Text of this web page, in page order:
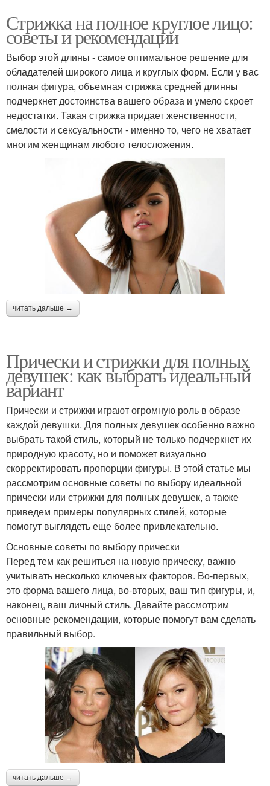
Стрижка на полное круглое лицо:
советы и рекомендации
Выбор этой длины - самое оптимальное решение для
обладателей широкого лица и круглых форм. Если у вас
полная фигура, объемная стрижка средней длинны
подчеркнет достоинства вашего образа и умело скроет
недостатки. Такая стрижка придает женственности,
смелости и сексуальности - именно то, чего не хватает
многим женщинам любого телосложения.
читать дальше →
Прически и стрижки для полных
девушек: как выбрать идеальный
вариант
Прически и стрижки играют огромную роль в образе
каждой девушки. Для полных девушек особенно важно
выбрать такой стиль, который не только подчеркнет их
природную красоту, но и поможет визуально
скорректировать пропорции фигуры. В этой статье мы
рассмотрим основные советы по выбору идеальной
прически или стрижки для полных девушек, а также
приведем примеры популярных стилей, которые
помогут выглядеть еще более привлекательно.
Основные советы по выбору прически
Перед тем как решиться на новую прическу, важно
учитывать несколько ключевых факторов. Во-первых,
это форма вашего лица, во-вторых, ваш тип фигуры, и,
наконец, ваш личный стиль. Давайте рассмотрим
основные рекомендации, которые помогут вам сделать
правильный выбор.
читать дальше →